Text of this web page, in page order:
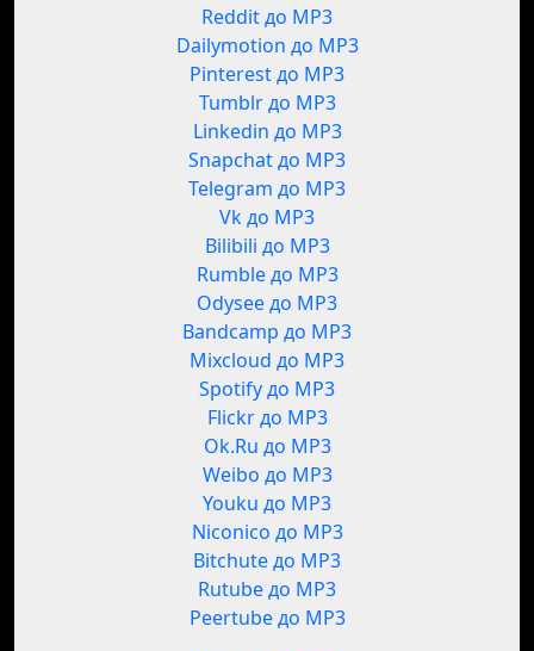
Reddit до MP3
Dailymotion до MP3
Pinterest до MP3
Tumblr до MP3
Linkedin до MP3
Snapchat до MP3
Telegram до MP3
Vk до MP3
Bilibili до MP3
Rumble до MP3
Odysee до MP3
Bandcamp до MP3
Mixcloud до MP3
Spotify до MP3
Flickr до MP3
Ok.Ru до MP3
Weibo до MP3
Youku до MP3
Niconico до MP3
Bitchute до MP3
Rutube до MP3
Peertube до MP3